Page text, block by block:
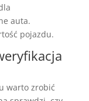
auta.
pojazdu.
warto zrobić